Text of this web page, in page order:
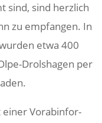
sind, sind herz­lich
zu empfangen. In
etwa 400
Drol­s­hagen per
einer Vorab­in­for­